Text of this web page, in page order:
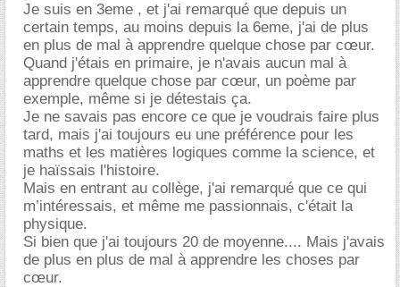
Je suis en 3eme , et j'ai remarqué que depuis un
certain temps, au moins depuis la 6eme, j'ai de plus
en plus de mal à apprendre quelque chose par cœur.
Quand j'étais en primaire, je n'avais aucun mal à
apprendre quelque chose par cœur, un poème par
exemple, même si je détestais ça.
Je ne savais pas encore ce que je voudrais faire plus
tard, mais j'ai toujours eu une préférence pour les
maths et les matières logiques comme la science, et
je haïssais l'histoire.
Mais en entrant au collège, j'ai remarqué que ce qui
m’intéressais, et même me passionnais, c'était la
physique.
Si bien que j'ai toujours 20 de moyenne.... Mais j'avais
de plus en plus de mal à apprendre les choses par
cœur.